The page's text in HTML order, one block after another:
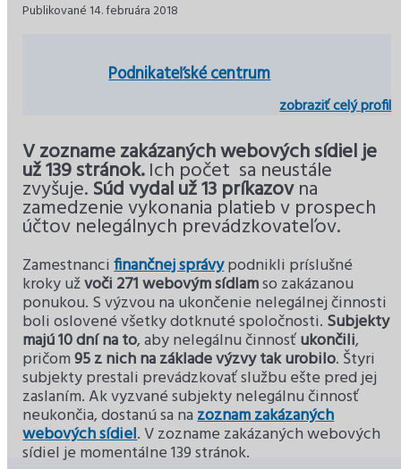
Publikované 14. februára 2018
Podnikateľské centrum
zobraziť celý profil
V zozname zakázaných webových sídiel je
už 139 stránok.Ich počet sa neustále
zvyšuje. Súd vydal už 13 príkazovna
zamedzenie vykonania platieb v prospech
účtov nelegálnych prevádzkovateľov.
Zamestnancifinančnej správypodnikli príslušné
kroky užvoči 271 webovým sídlamso zakázanou
ponukou. S výzvou na ukončenie nelegálnej činnosti
boli oslovené všetky dotknuté spoločnosti. Subjekty
majú 10 dní na to, aby nelegálnu činnosťukončili,
pričom95 z nich na základe výzvy tak urobilo. Štyri
subjekty prestali prevádzkovať službu ešte pred jej
zaslaním. Ak vyzvané subjekty nelegálnu činnosť
neukončia, dostanú sa nazoznam zakázaných
webových sídiel. V zozname zakázaných webových
sídiel je momentálne 139 stránok.